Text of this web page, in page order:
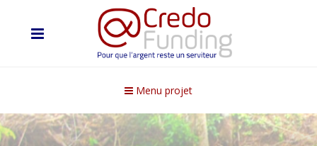
Menu projet